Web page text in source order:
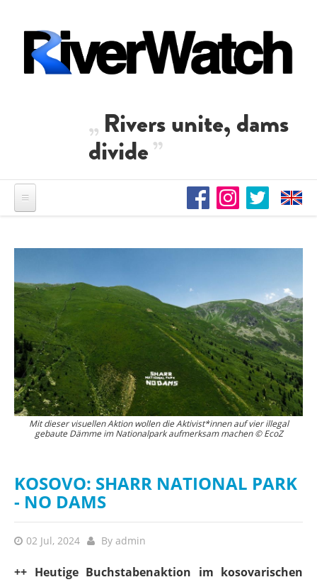
Rivers unite, dams
divide
Mit dieser visuellen Aktion wollen die Aktivist*innen auf vier illegal
gebaute Dämme im Nationalpark aufmerksam machen © EcoZ
EcoZ und Riverwatch fordern gemeinsam mit lokalen Organisationen und
Bürger*innen der Region den Abriss der Dämme © EcoZ
KOSOVO: SHARR NATIONAL PARK
- NO DAMS
02 Jul, 2024 By admin
++ Heutige Buchstabenaktion im kosovarischen